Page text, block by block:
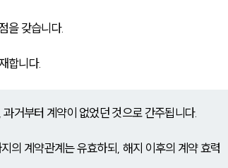
을 갖습니다.
합니다.
거부터 계약이 없었던 것으로 간주됩니다.
의 계약관계는 유효하되, 해지 이후의 계약 효력